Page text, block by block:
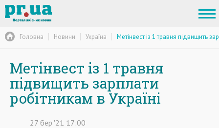
Головна Новини Україна Метінвест із 1 травня підвищить
Метінвест із 1 травня
підвищить зарплати
робітникам в Україні
27 бер '21 17:00